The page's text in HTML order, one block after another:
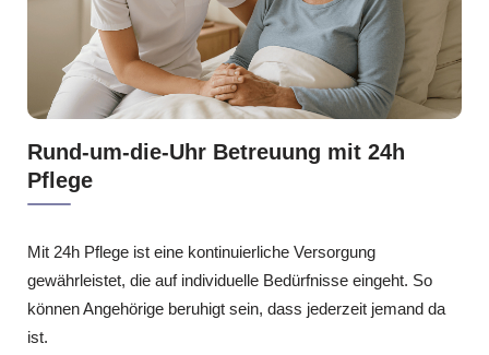
Rund-um-die-Uhr Betreuung mit 24h
Pflege
Mit 24h Pflege ist eine kontinuierliche Versorgung
gewährleistet, die auf individuelle Bedürfnisse eingeht. So
können Angehörige beruhigt sein, dass jederzeit jemand da
ist.